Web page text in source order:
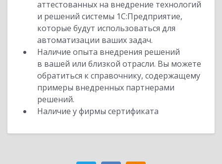
аттестованных на внедрение технологий
и решений системы 1С:Предприятие,
которые будут использоваться для
автоматизации ваших задач.
Наличие опыта внедрения решений
в вашей или близкой отрасли. Вы можете
обратиться к справочнику, содержащему
примеры внедренных партнерами
решений.
Наличие у фирмы сертификата